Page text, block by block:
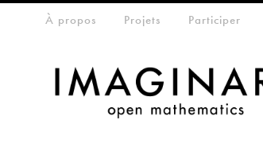
menuÀ propos Projets Participer